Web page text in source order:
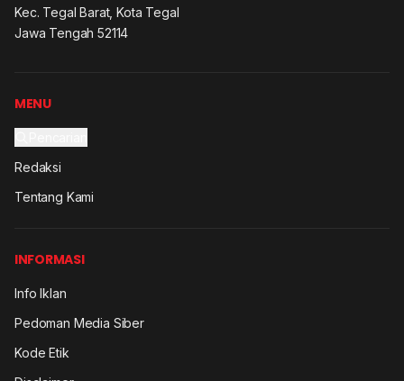
Kec. Tegal Barat, Kota Tegal
Jawa Tengah 52114
MENU
Redaksi
Tentang Kami
INFORMASI
Info Iklan
Pedoman Media Siber
Kode Etik